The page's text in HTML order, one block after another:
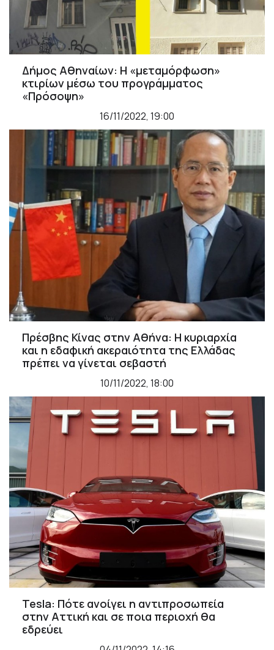
Δήμος Αθηναίων: Η «μεταμόρφωση»
κτιρίων μέσω του προγράμματος
«Πρόσοψη»
16/11/2022, 19:00
Πρέσβης Κίνας στην Αθήνα: Η κυριαρχία
και η εδαφική ακεραιότητα της Ελλάδας
πρέπει να γίνεται σεβαστή
10/11/2022, 18:00
Tesla: Πότε ανοίγει η αντιπροσωπεία
στην Αττική και σε ποια περιοχή θα
εδρεύει